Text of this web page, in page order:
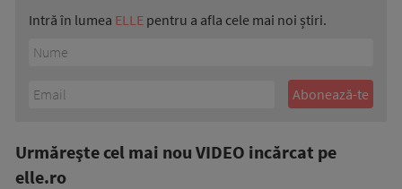
Intră în lumea ELLE pentru a afla cele mai noi știri.
Urmăreşte cel mai nou VIDEO incărcat pe
elle.ro